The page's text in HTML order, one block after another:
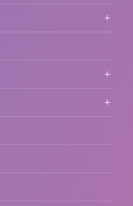
ァレンス・展示会・アワ
・ゲームプロモーシ